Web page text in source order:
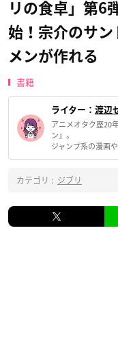
リの食卓」第6
始！宗介のサ
メンが作れる
書籍
ライター： 渡辺
アニメオタク歴20
ン』。
ジャンプ系の漫画
カテゴリ : ジブリ